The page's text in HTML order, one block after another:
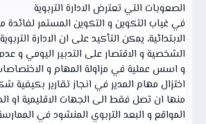
الصعوبات التي تعترض الادارة التربوية
في غياب التكوين و التكوين المستمر لفائدة
الابتدائية، يمكن التأكيد على ان الادارة
الشخصية و الاقتصار على التدبير اليومي و
و اسس عملية في مزاولة المهام و
اختزال مهام المدير في انجاز تقارير بكيفية
منها ان تصل فقط الى الجهات الاقليمية او
المواقع و البعد التربوي المنشود في الممارسة